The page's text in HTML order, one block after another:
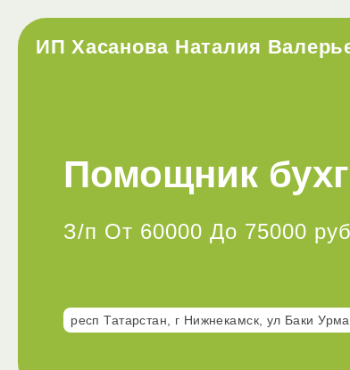
ИП Хасанова Наталия
Помощник
З/п От 60000 До 75000
респ Татарстан, г Нижнекамск, ул Баки